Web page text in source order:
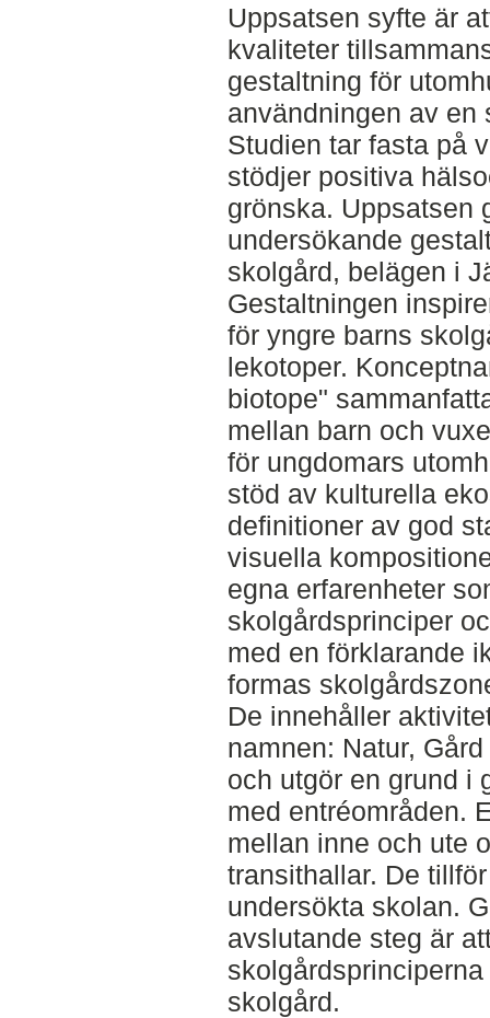
Uppsatsen syfte är
kvaliteter
gestaltning för
användningen av en
Studien tar fasta på
stödjer positiva
grönska. Uppsatsen
undersökande
skolgård, belägen i
Gestaltningen
för yngre barns
lekotoper.
biotope"
mellan barn och
för ungdomars
stöd av kulturella
definitioner av god
visuella
egna erfarenheter
skolgårdsprinciper
med en förklarande
formas
De innehåller
namnen: Natur,
och utgör en grund i
med entréområden.
mellan inne och ute
transithallar. De
undersökta skolan.
avslutande steg är
skolgård.